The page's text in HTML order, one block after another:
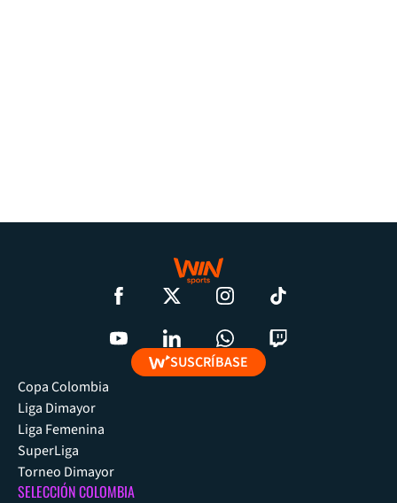
SUSCRÍBASE
Copa Colombia
Liga Dimayor
Liga Femenina
SuperLiga
Torneo Dimayor
SELECCIÓN COLOMBIA